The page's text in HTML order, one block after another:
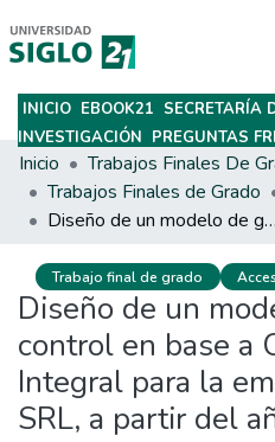
Subir
INICIO EBOOK21 SECRETARÍA
INVESTIGACIÓN PREGUNTAS
Inicio
Trabajos Finales de Grado
Diseño de un modelo de gestión de control en base a Cuadro de Mando Integral para la empresa MAN-SER SRL, a partir del año 2020.
Trabajo final de grado
Diseño de un
control en base a
Integral para la
SRL, a partir del